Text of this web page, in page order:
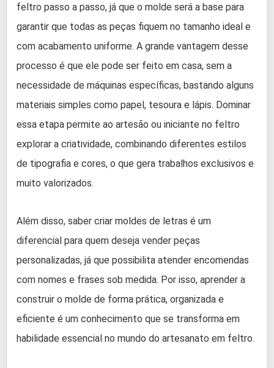
feltro passo a passo, já que o molde será a base para
garantir que todas as peças fiquem no tamanho ideal e
com acabamento uniforme. A grande vantagem desse
processo é que ele pode ser feito em casa, sem a
necessidade de máquinas específicas, bastando alguns
materiais simples como papel, tesoura e lápis. Dominar
essa etapa permite ao artesão ou iniciante no feltro
explorar a criatividade, combinando diferentes estilos
de tipografia e cores, o que gera trabalhos exclusivos e
muito valorizados.
Além disso, saber criar moldes de letras é um
diferencial para quem deseja vender peças
personalizadas, já que possibilita atender encomendas
com nomes e frases sob medida. Por isso, aprender a
construir o molde de forma prática, organizada e
eficiente é um conhecimento que se transforma em
habilidade essencial no mundo do artesanato em feltro.